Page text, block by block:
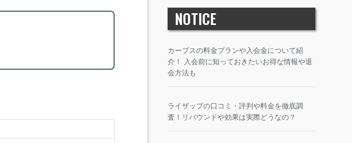
NOTICE
カーブスの料金プランや入会金について紹
介！ 入会前に知っておきたいお得な情報や退
会方法も
ライザップの口コミ・評判や料金を徹底調
査！リバウンドや効果は実際どうなの？